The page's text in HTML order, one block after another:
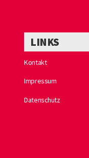
LINKS
Kontakt
Impressum
Datenschutz